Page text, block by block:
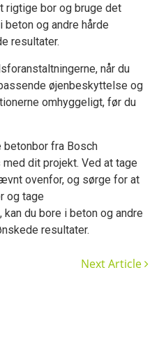
rigtige bor og bruge det
og andre hårde
resultater.
når du
øjenbeskyttelse og
omhyggeligt, før du
fra Bosch
dit projekt. Ved at tage
ovenfor, og sørge for at
og tage
du bore i beton og andre
resultater.
Next Article